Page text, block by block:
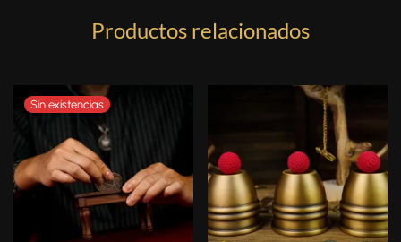
Productos relacionados